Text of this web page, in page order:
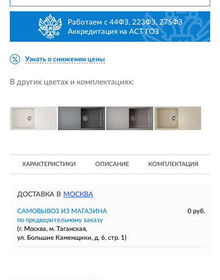
Работаем с 44ФЗ, 223ФЗ, 275ФЗ
Аккредитация на АСТ ГОЗ
Узнать о снижении цены
В других цветах и комплектациях:
ХАРАКТЕРИСТИКИ ОПИСАНИЕ КОМПЛЕКТАЦИЯ
ДОСТАВКА В МОСКВА
САМОВЫВОЗ ИЗ МАГАЗИНА
0 руб.
по предварительному заказу
(г. Москва, м. Таганская,
ул. Большие Каменщики, д. 6, стр. 1)